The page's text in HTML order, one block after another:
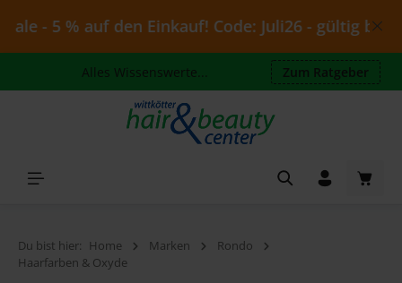
Zum Hauptinhalt springen
- 5 % auf den Einkauf! Code: Juli26 - gültig bis
Alles Wissenswerte... Zum Ratgeber
Du bist hier: Home Marken
Rondo
Haarfarben & Oxyde